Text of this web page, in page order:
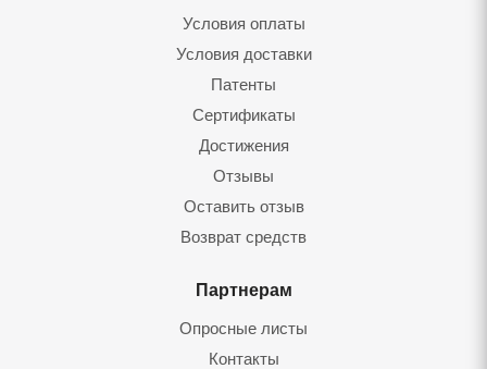
Условия оплаты
Условия доставки
Патенты
Сертификаты
Достижения
Отзывы
Оставить отзыв
Возврат средств
Партнерам
Опросные листы
Контакты